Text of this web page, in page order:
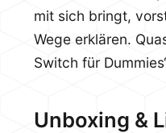
mit sich bringt,
Wege erklären.
Switch für
Unboxing &